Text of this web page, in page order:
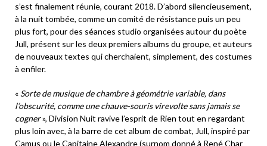
s’est finalement réunie, courant 2018. D’abord silencieusement,
à la nuit tombée, comme un comité de résistance puis un peu
plus fort, pour des séances studio organisées autour du poète
Jull, présent sur les deux premiers albums du groupe, et auteurs
de nouveaux textes qui cherchaient, simplement, des costumes
à enfiler.
« Sorte de musique de chambre à géométrie variable, dans
l’obscurité, comme une chauve-souris virevolte sans jamais se
cogner», Division Nuit ravive l’esprit de Rien tout en regardant
plus loin avec, à la barre decet album de combat, Jull, inspiré par
Camus ou le Capitaine Alexandre (surnom donné à René Char